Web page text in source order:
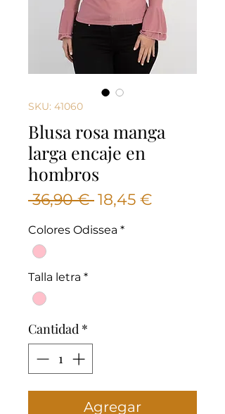
SKU: 41060
Blusa rosa manga
larga encaje en
hombros
36,90 € Precio
18,45 €
Colores Odissea *
Talla letra *
Cantidad *
Agregar